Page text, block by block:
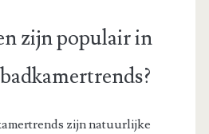
zijn populair in
zijn natuurlijke